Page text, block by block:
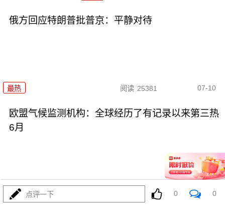
俄方回应特朗普批普京：平静对待
最热 阅读 25381 07-10
欧盟气候监测机构：全球经历了有记录以来第三热
6月
最热 18304 07-09
点评一下 0 0